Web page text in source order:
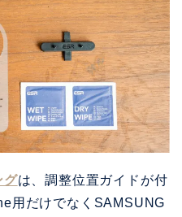
グは、調整位置ガイドが付
用だけでなくSAMSUNG